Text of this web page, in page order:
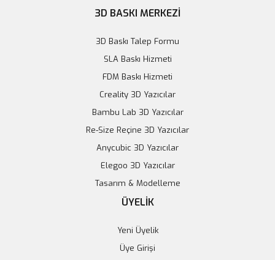
285,65 TL
Sepete Ekle
3D BASKI MERKEZİ
3D Baskı Talep Formu
SLA Baskı Hizmeti
FDM Baskı Hizmeti
Creality 3D Yazıcılar
Bambu Lab 3D Yazıcılar
Re-Size Reçine 3D Yazıcılar
Anycubic 3D Yazıcılar
Elegoo 3D Yazıcılar
Tasarım & Modelleme
ÜYELİK
Yeni Üyelik
Üye Girişi